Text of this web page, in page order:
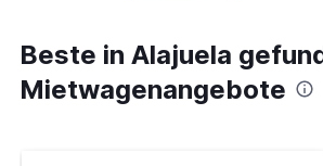
Beste in Alajuela
Mietwagenangebote